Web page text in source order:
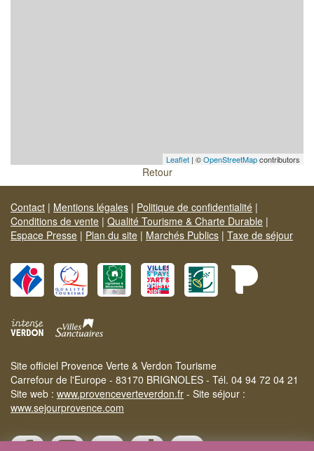
Leaflet | ©OpenStreetMapcontributors
Retour
Contact | Mentions légales | Politique de confidentialité |
Conditions de vente | Qualité Tourisme & Charte Durable |
Espace Presse | Plan du site | Marchés Publics | Taxe de séjour
Site officiel Provence Verte & Verdon Tourisme
Carrefour de l'Europe - 83170 BRIGNOLES - Tél. 04 94 72 04 21
Site web : www.provenceverteverdon.fr - Site séjour :
www.sejourprovence.com